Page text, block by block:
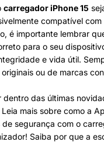
carregador iPhone 15
compatível
é importante lembrar
para o seu
e vida útil.
ou de marcas
dentro das últimas
mais sobre como a
segurança com o
Saiba por que a